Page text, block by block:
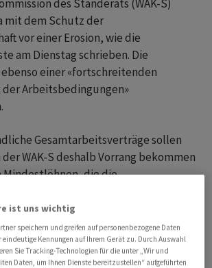
des Ständerats (WAK-S)
mit dem Schutz der
vor einer Erosion, wie die
am Dienstag schrieben. Die
einer «fortschreitenden
Arbeitsbedingungen»
Gesamtarbeitsverträge sollen
WAK-S deshalb Vorrang bekommen
die die
Mit 10 zu 3 Stimmen beantragt die
auf die Vorlage einzutreten.
will nicht auf die Vorlage
ist uns wichtig
speichern und greifen auf personenbezogene Daten
Kennungen auf Ihrem Gerät zu. Durch Auswahl
Sie Tracking-Technologien für die unter „Wir und
Daten, um Ihnen Dienste bereitzustellen“ aufgeführten